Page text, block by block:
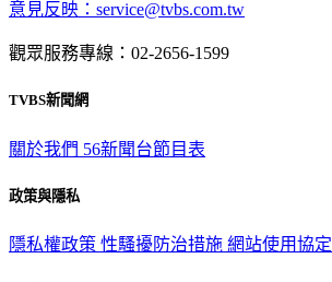
意見反映：service@tvbs.com.tw
觀眾服務專線：02-2656-1599
TVBS新聞網
關於我們 56新聞台節目表
政策與隱私
隱私權政策 性騷擾防治措施 網站使用協定